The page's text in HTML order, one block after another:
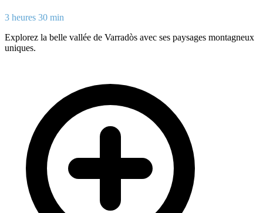
3 heures 30 min
Explorez la belle vallée de Varradòs avec ses paysages montagneux
uniques.